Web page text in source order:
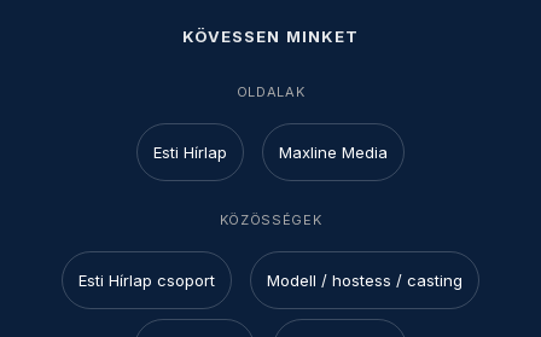
KÖVESSEN MINKET
OLDALAK
Esti Hírlap Maxline Media
KÖZÖSSÉGEK
Esti Hírlap csoport Modell / hostess / casting